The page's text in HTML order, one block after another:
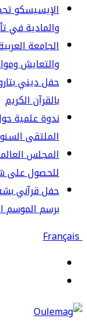
تجمع
في تأريخ
العربية
ومواجهة
ديني بتارودانت
الكريم
علمية حول قيم
السنوي
العالمي
على شهادة
قرآني بشفشاون
الموسم الدراسي 2025-2026